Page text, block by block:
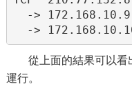
->
->
從上面的結果可以看
運行。